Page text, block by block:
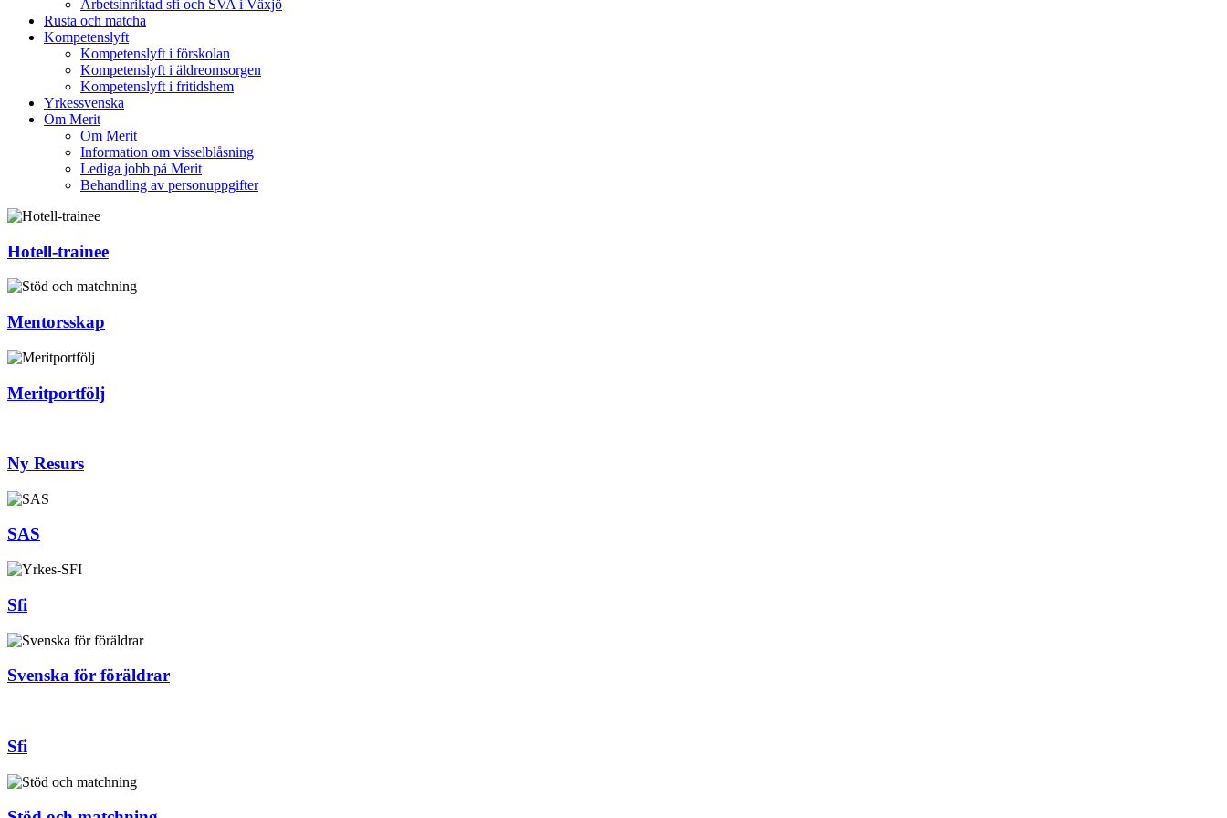
Arbetsinriktad sfi och SVA i Växjö
Rusta och matcha
Kompetenslyft
Kompetenslyft i förskolan
Kompetenslyft i äldreomsorgen
Kompetenslyft i fritidshem
Yrkessvenska
Om Merit
Om Merit
Information om visselblåsning
Lediga jobb på Merit
Behandling av personuppgifter
Hotell-trainee
Mentorsskap
Meritportfölj
Ny Resurs
SAS
Sfi
Svenska för föräldrar
Sfi